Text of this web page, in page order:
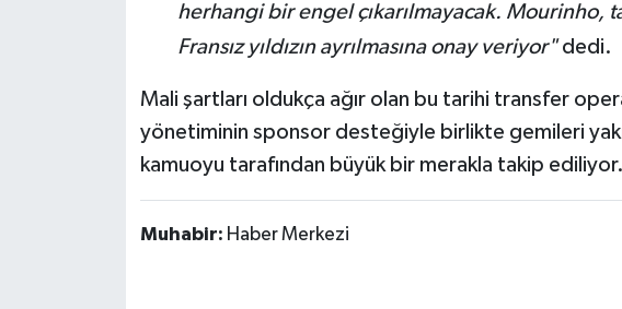
herhangi bir engel çıkarılmayacak. Mourinho,
Fransız yıldızın ayrılmasına onay veriyor"dedi.
Mali şartları oldukça ağır olan bu tarihi transfer
yönetiminin sponsor desteğiyle birlikte gemileri
kamuoyu tarafından büyük bir merakla takip ediliyor.
Muhabir: Haber Merkezi